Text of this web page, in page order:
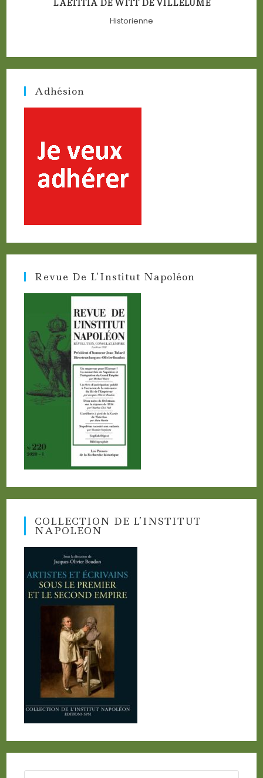
LAÊTITIA DE WITT DE VILLELUME
Historienne
Adhésion
Revue De L’Institut Napoléon
COLLECTION DE L’INSTITUT
NAPOLEON